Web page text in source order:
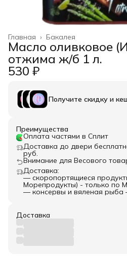
Бакалея
Главная ›
Масло оливковое
отжима ж/б 1 л.
530 ₽
Получите скидку и
Преимущества
Оплата частями в Сплит
Доставка до двери
руб.
Внимание для Весового
Доставка:
— скоропортящиеся
Морепродукты) - только по
— консервы и вяленая рыба
Доставка